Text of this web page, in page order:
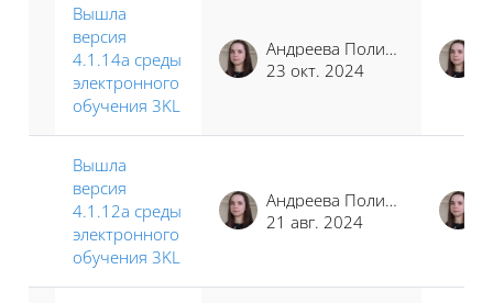
Вышла
версия
4.1.14a среды
электронного
обучения 3KL
Андреева Полина Иосифовна
23 окт. 2024
Вышла
версия
4.1.12a среды
электронного
обучения 3KL
Андреева Полина Иосифовна
21 авг. 2024